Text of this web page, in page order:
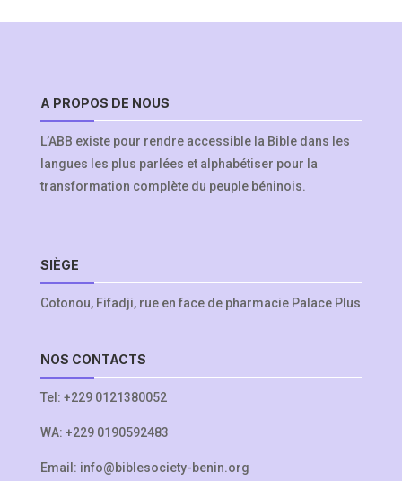
A PROPOS DE NOUS
L’ABB existe pour rendre accessible la Bible dans les
langues les plus parlées et alphabétiser pour la
transformation complète du peuple béninois.
SIÈGE
Cotonou, Fifadji, rue en face de pharmacie Palace Plus
NOS CONTACTS
Tel: +229 0121380052
WA: +229 0190592483
Email: info@biblesociety-benin.org